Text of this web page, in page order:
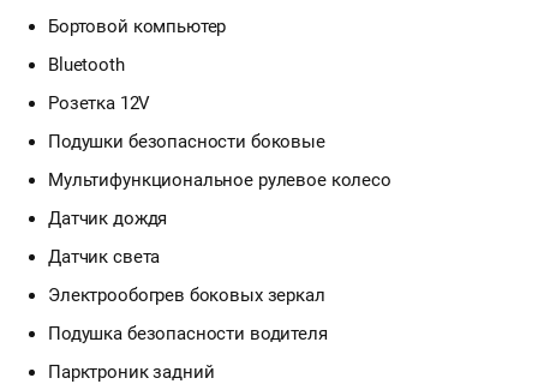
Бортовой компьютер
Bluetooth
Розетка 12V
Подушки безопасности боковые
Мультифункциональное рулевое колесо
Датчик дождя
Датчик света
Электрообогрев боковых зеркал
Подушка безопасности водителя
Парктроник задний